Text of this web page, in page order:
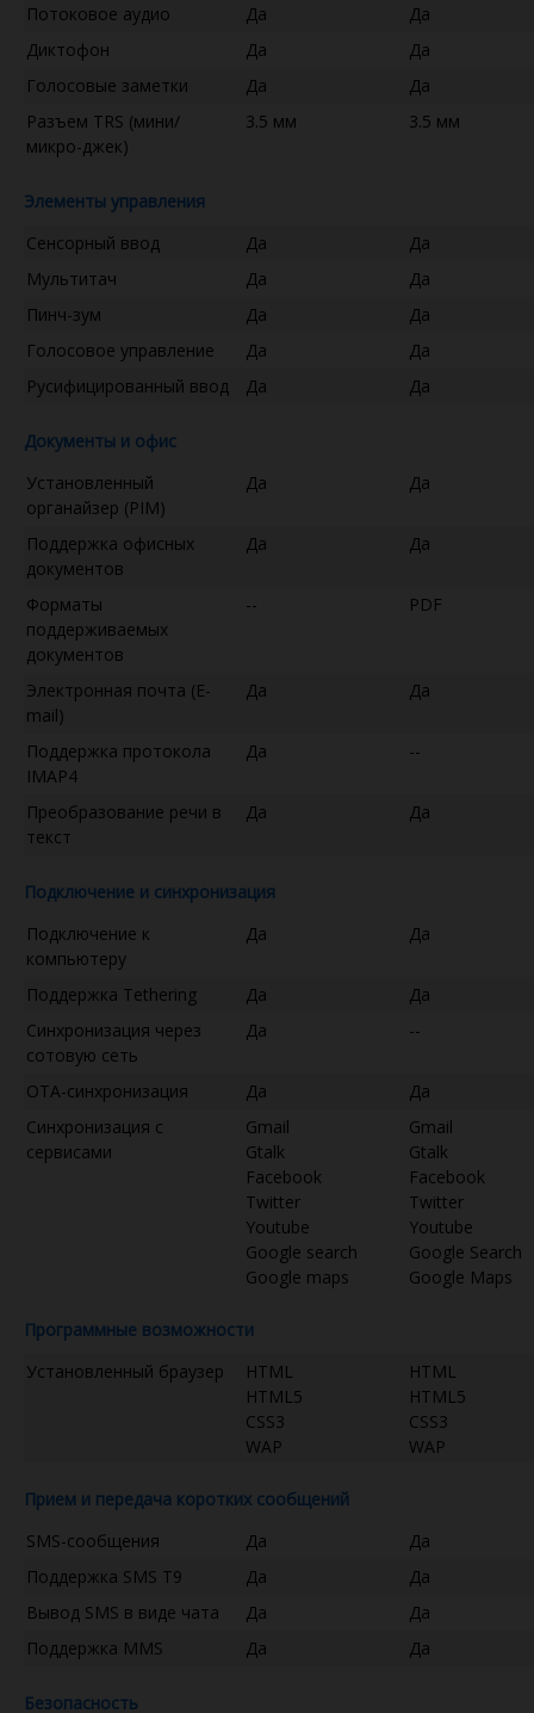
Потоковое аудио
Да
Да
Диктофон
Да
Да
Голосовые заметки
Да
Да
Разъем TRS (мини/
микро-джек)
3.5 мм 3.5 мм
Элементы управления
Сенсорный ввод
Да
Да
Мультитач
Да
Да
Пинч-зум
Да
Да
Голосовое управление
Да
Да
Русифицированный ввод
Да Да
Документы и офис
Установленный
органайзер (PIM)
Да Да
Поддержка офисных
документов
Да Да
Форматы
поддерживаемых
документов
-- PDF
Электронная почта (E-
mail)
Да Да
Поддержка протокола
IMAP4
Да --
Преобразование речи в
текст
Да Да
Подключение и синхронизация
Подключение к
компьютеру
Да Да
Поддержка Tethering Да
Да
Синхронизация через
сотовую сеть
Да --
OTA-синхронизация Да
Да
Синхронизация с
сервисами
Gmail
Gtalk
Facebook
Twitter
Youtube
Google search
Google maps
Gmail
Gtalk
Facebook
Twitter
Youtube
Google Search
Google Maps
Программные возможности
Установленный браузер
HTML
HTML5
CSS3
WAP
HTML
HTML5
CSS3
WAP
Прием и передача коротких сообщений
SMS-сообщения
Да
Да
Поддержка SMS T9
Да
Да
Вывод SMS в виде чата
Да
Да
Поддержка MMS
Да Да
Безопасность